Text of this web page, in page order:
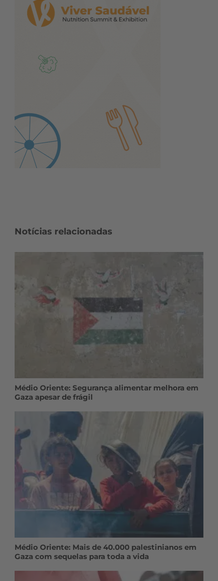
Notícias relacionadas
Médio Oriente: Segurança alimentar melhora em
Gaza apesar de frágil
Médio Oriente: Mais de 40.000 palestinianos em
Gaza com sequelas para toda a vida